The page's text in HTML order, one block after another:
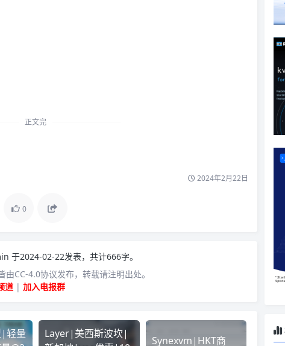
正文完
2024年2月22日
0
于2024-02-22发表，共计666字。
由CC-4.0协议发布，转载请注明出处。
道 | 加入电报群
轻量
Layer|美西斯波坎|
Synexvm|HKT商